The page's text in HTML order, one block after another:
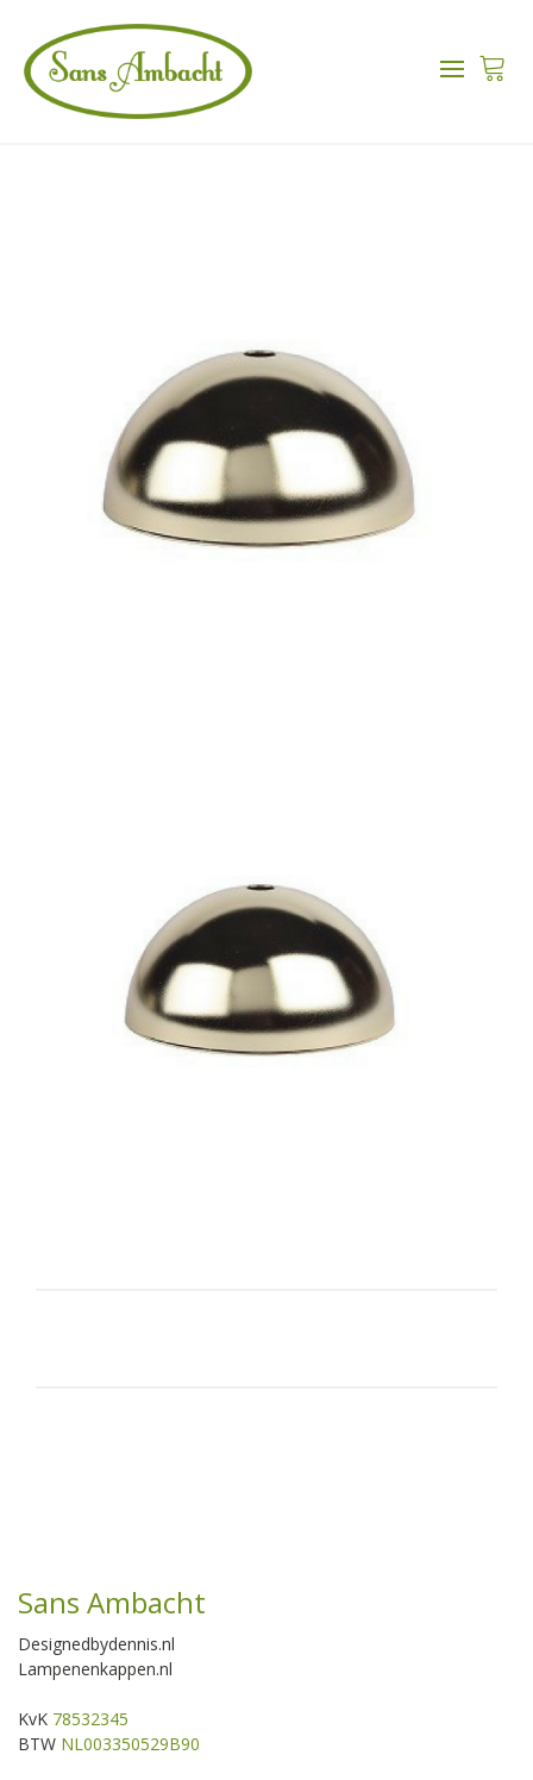
Sans Ambacht
Designedbydennis.nl
Lampenenkappen.nl
KvK 78532345
BTW NL003350529B90